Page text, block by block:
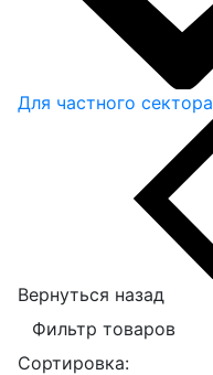
Для частного сектора
Вернуться назад
Фильтр товаров
Сортировка: